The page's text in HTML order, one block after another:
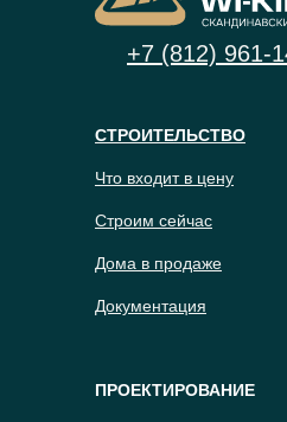
ПРОЕКТИРОВАНИЕ
Документация
Дома в продаже
Строим сейчас
Что входит в цену
СТРОИТЕЛЬСТВО
+7 (812) 961-